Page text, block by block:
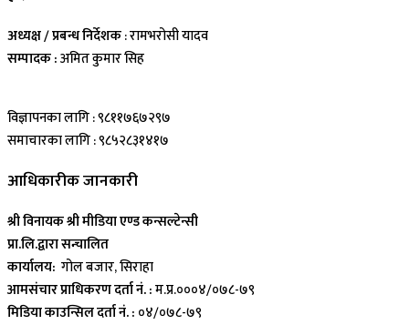
अध्यक्ष / प्रबन्ध निर्देशक: रामभरोसी यादव
सम्पादक :अमित कुमार सिह
विज्ञापनका लागि : ९८११७६७२९७
समाचारका लागि : ९८५२८३१४१७
आधिकारीक जानकारी
श्री विनायक श्री मीडिया एण्ड कन्सल्टेन्सी
प्रा.लि.द्वारा सन्चालित
कार्यालय: गोल बजार, सिराहा
आमसंचार प्राधिकरण दर्ता नं. :म.प्र.०००४/०७८-७९
मिडिया काउन्सिल दर्ता नं. : ०४/०७८-७९